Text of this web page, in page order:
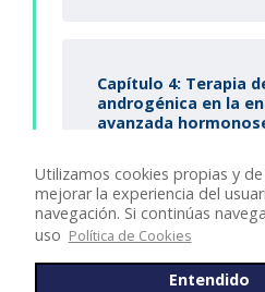
Utilizamos cookies propias y
mejorar la experiencia del
navegación. Si continúas
uso Política de Cookies
Entendido
Capítulo 4: Terapia
androgénica en la
avanzada
Sección 2:
Sección 3: Terapia
androgénica